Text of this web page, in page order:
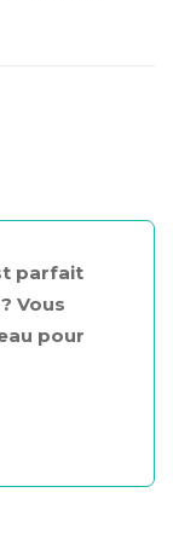
parfait
Vous
pour